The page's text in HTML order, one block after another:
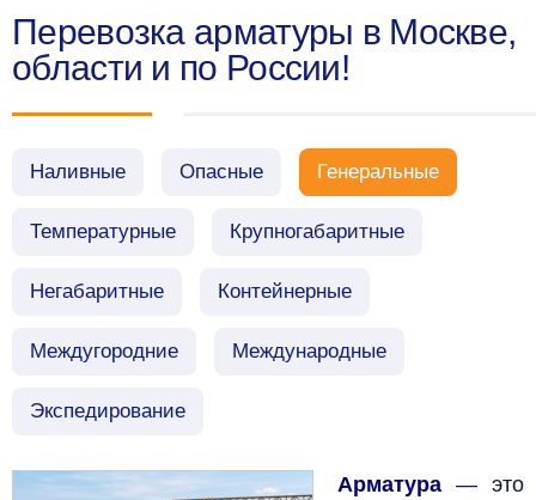
Перевозка арматуры в Москве,
области и по России!
Наливные Опасные Генеральные
Температурные Крупногабаритные
Негабаритные Контейнерные
Междугородние Международные
Экспедирование
Арматура — это